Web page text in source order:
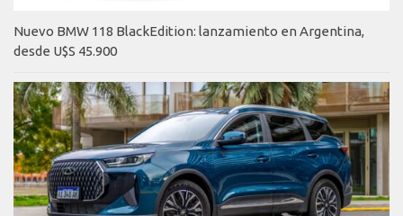
Nuevo BMW 118 BlackEdition: lanzamiento en Argentina,
desde U$S 45.900